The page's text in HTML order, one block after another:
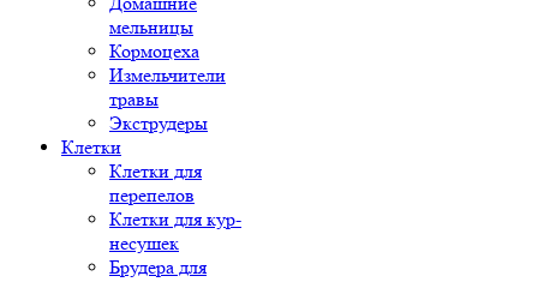
мельницы
Кормоцеха
Измельчители
травы
Экструдеры
Клетки
Клетки для
перепелов
Клетки для кур-
несушек
Брудера для